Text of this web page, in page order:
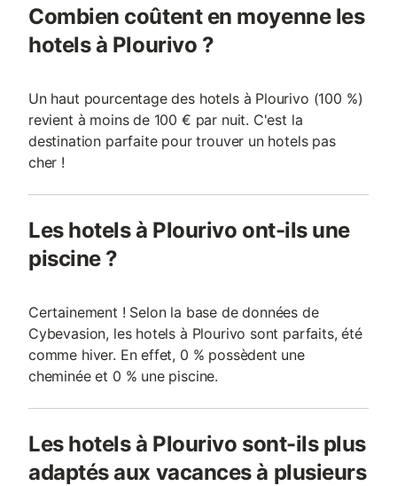
Combien coûtent en moyenne les
hotels à Plourivo ?
Un haut pourcentage des hotels à Plourivo (100 %)
revient à moins de 100 € par nuit. C'est la
destination parfaite pour trouver un hotels pas
cher !
Les hotels à Plourivo ont-ils une
piscine ?
Certainement ! Selon la base de données de
Cybevasion, les hotels à Plourivo sont parfaits, été
comme hiver. En effet, 0 % possèdent une
cheminée et 0 % une piscine.
Les hotels à Plourivo sont-ils plus
adaptés aux vacances à plusieurs